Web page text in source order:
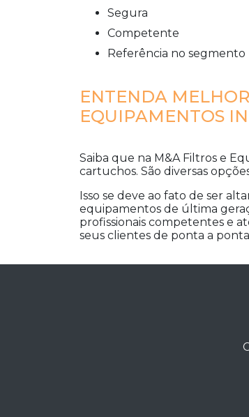
segura
competente
referência no segmento
ENTENDA
EQUIPAMENTOS
Saiba que na M&A Filtros e
cartuchos. São diversas
Isso se deve ao fato de ser
equipamentos de última
profissionais competentes e
seus clientes de ponta a